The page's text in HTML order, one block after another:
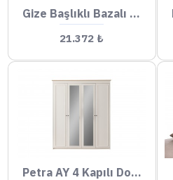
Gize Başlıklı Bazalı Karyola
21.372 ₺
Petra AY 4 Kapılı Dolap